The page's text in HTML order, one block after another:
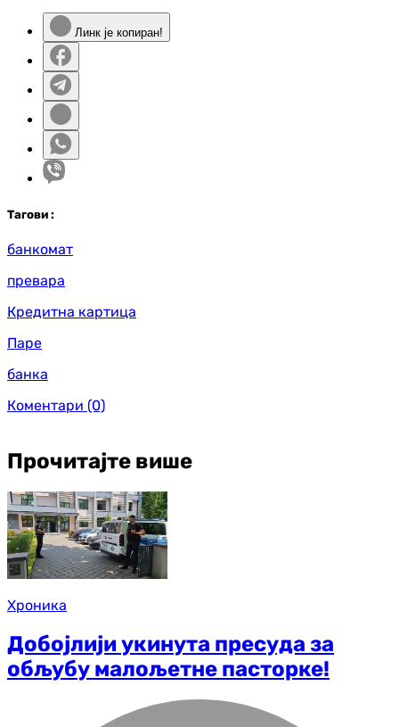
Линк је копиран!
Тагови :
банкомат
превара
Кредитна картица
Паре
банка
Коментари (0)
Прочитајте више
Хроника
Добојлији укинута пресуда за
обљубу малољетне пасторке!